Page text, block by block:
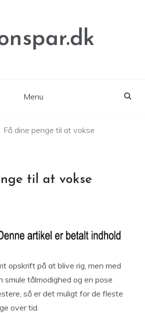
Menu
Få dine penge til at vokse
til at vokse
opskrift på at blive rig, men med
smule tålmodighed og en pose
så er det muligt for de fleste
over tid.